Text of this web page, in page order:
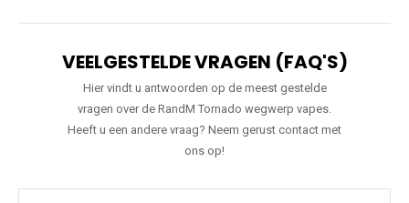
VEELGESTELDE VRAGEN (FAQ'S)
Hier vindt u antwoorden op de meest gestelde
vragen over de RandM Tornado wegwerp vapes.
Heeft u een andere vraag? Neem gerust contact met
ons op!